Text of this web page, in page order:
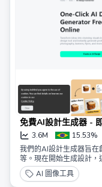
免費AI設計生成器 -
3.6M 15.53%
我們的AI設計生成器旨
等。現在開始生成設計，
AI 圖像工具